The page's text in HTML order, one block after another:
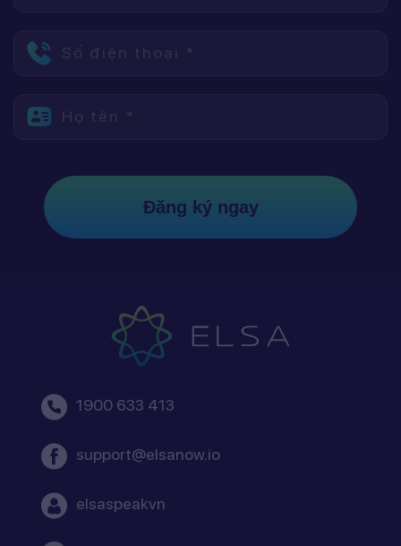
Số điện thoại *
Họ tên *
Đăng ký ngay
1900 633 413
support@elsanow.io
elsaspeakvn